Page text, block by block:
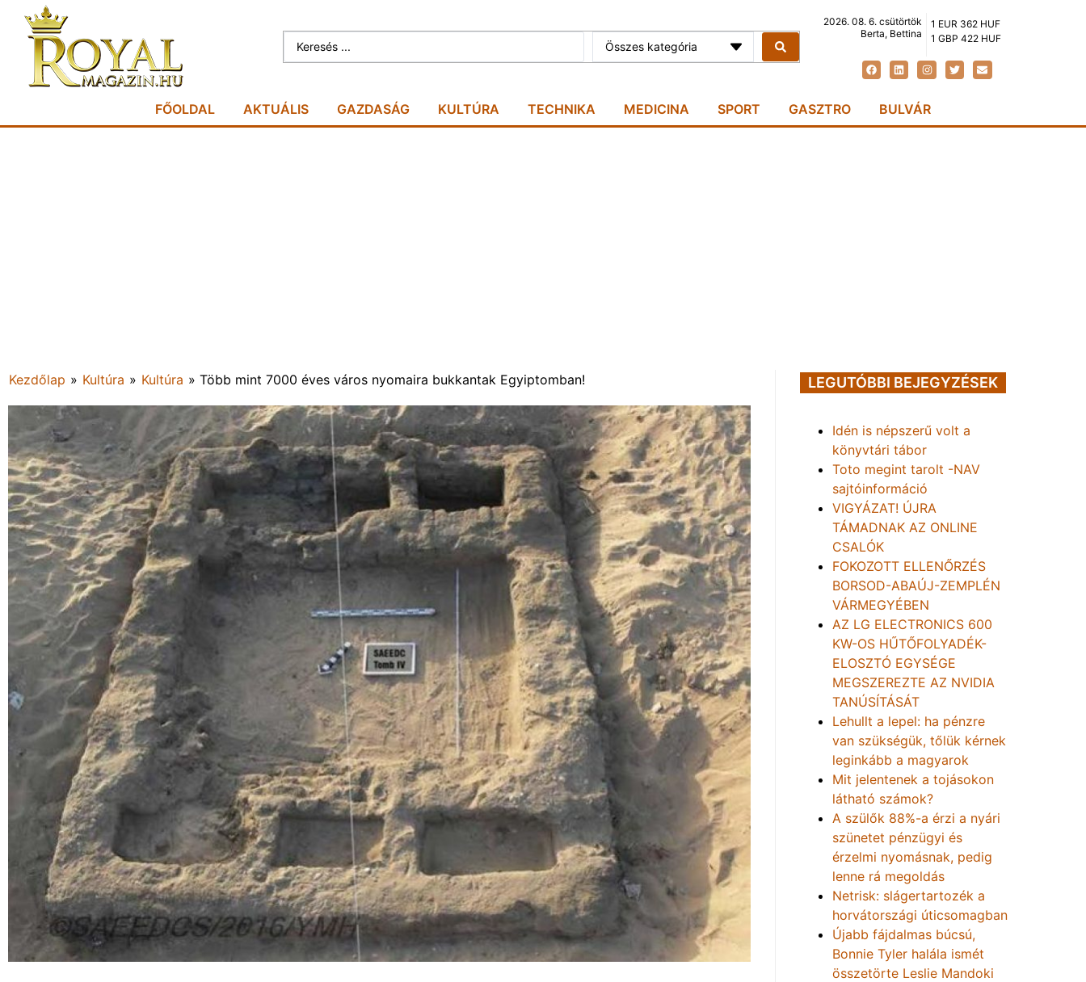
Összes kategória
2026. 08. 6. csütörtök
Berta, Bettina
1 EUR 362 HUF
1 GBP 422 HUF
FŐOLDAL AKTUÁLIS GAZDASÁG KULTÚRA TECHNIKA MEDICINA SPORT GASZTRO BULVÁR
Kezdőlap » Kultúra » Kultúra » Több mint 7000 éves város nyomaira bukkantak Egyiptomban! LEGUTÓBBI BEJEGYZÉSEK
Idén is népszerű volt a
könyvtári tábor
Toto megint tarolt -NAV
sajtóinformáció
VIGYÁZAT! ÚJRA
TÁMADNAK AZ ONLINE
CSALÓK
FOKOZOTT ELLENŐRZÉS
BORSOD-ABAÚJ-ZEMPLÉN
VÁRMEGYÉBEN
AZ LG ELECTRONICS 600
KW-OS HŰTŐFOLYADÉK-
ELOSZTÓ EGYSÉGE
MEGSZEREZTE AZ NVIDIA
TANÚSÍTÁSÁT
Lehullt a lepel: ha pénzre
van szükségük, tőlük kérnek
leginkább a magyarok
Mit jelentenek a tojásokon
látható számok?
A szülők 88%-a érzi a nyári
szünetet pénzügyi és
érzelmi nyomásnak, pedig
lenne rá megoldás
Netrisk: slágertartozék a
horvátországi úticsomagban
Újabb fájdalmas búcsú,
Bonnie Tyler halála ismét
összetörte Leslie Mandoki